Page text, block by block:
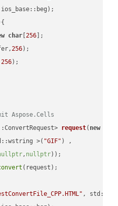
char [256 ];
256);
256);
Aspose.Cells
request( new
>(
"GIF" ) ,
, nullptr))
,